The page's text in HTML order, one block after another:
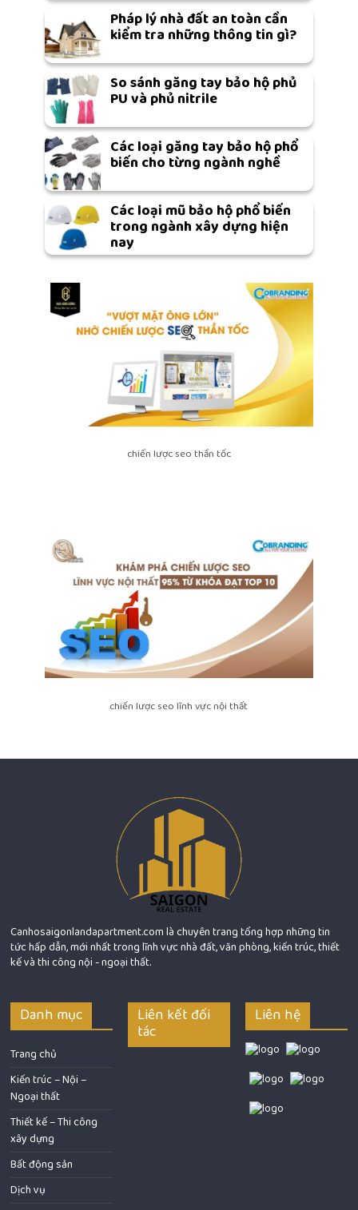
Pháp lý nhà đất an toàn cần
kiểm tra những thông tin gì?
So sánh găng tay bảo hộ phủ
PU và phủ nitrile
Các loại găng tay bảo hộ phổ
biến cho từng ngành nghề
Các loại mũ bảo hộ phổ biến
trong ngành xây dựng hiện
nay
chiến lược seo thần tốc
chiến lược seo lĩnh vực nội thất
Canhosaigonlandapartment.com là chuyên trang tổng hợp những tin
tức hấp dẫn, mới nhất trong lĩnh vực nhà đất, văn phòng, kiến trúc, thiết
kế và thi công nội - ngoại thất.
Danh mục
Trang chủ
Kiến trúc – Nội –
Ngoại thất
Thiết kế – Thi công
xây dựng
Bất động sản
Dịch vụ
Liên kết đối
tác
Liên hệ